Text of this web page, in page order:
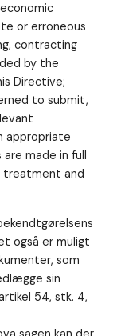
or erroneous
contracting
by the
Directive;
to submit,
appropriate
made in full
treatment and
også er muligt
som
sin
54, stk. 4,